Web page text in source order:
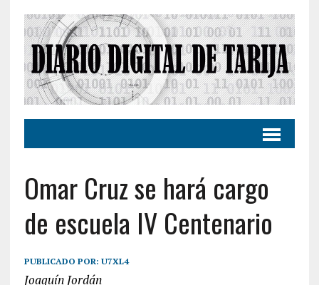
Omar Cruz se hará cargo
de escuela IV Centenario
PUBLICADO POR: U7XL4
Joaquín Jordán